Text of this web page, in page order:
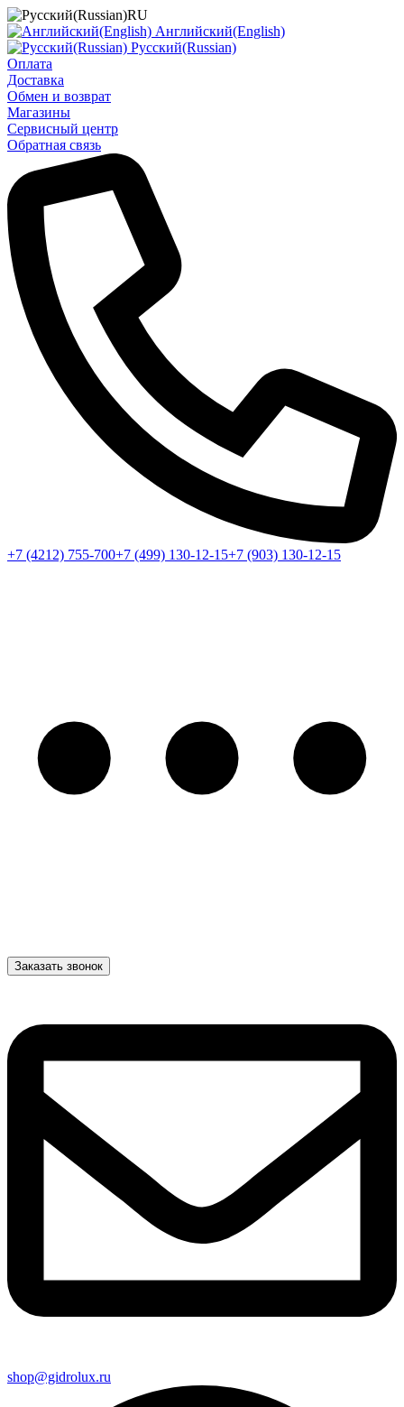
RU
Английский(English)
Русский(Russian)
Оплата
Доставка
Обмен и возврат
Магазины
Сервисный центр
Обратная связь
+7 (4212) 755-700+7 (499) 130-12-15+7 (903) 130-12-15
Заказать звонок
shop@gidrolux.ru